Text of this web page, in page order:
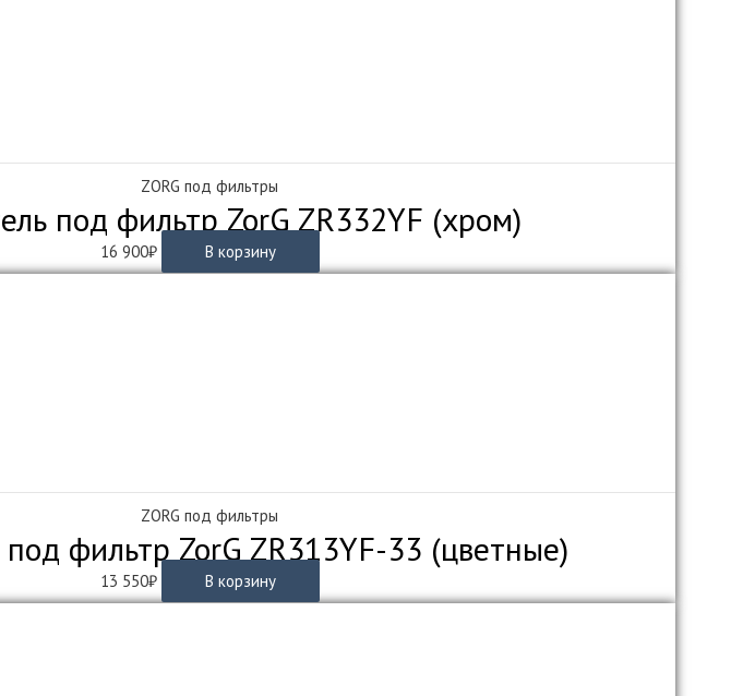
ZORG под фильтры
под фильтр ZorG ZR332YF (хром)
16 900₽ В корзину
ZORG под фильтры
фильтр ZorG ZR313YF-33 (цветные)
13 550₽ В корзину